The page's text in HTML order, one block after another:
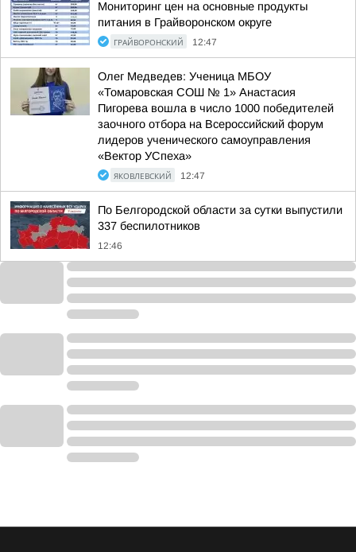
Мониторинг цен на основные продукты
питания в Грайворонском округе
ГРАЙВОРОНСКИЙ 12:47
Олег Медведев: Ученица МБОУ
«Томаровская СОШ № 1» Анастасия
Пигорева вошла в число 1000 победителей
заочного отбора на Всероссийский форум
лидеров ученического самоуправления
«Вектор УСпеха»
ЯКОВЛЕВСКИЙ 12:47
По Белгородской области за сутки выпустили
337 беспилотников
12:46